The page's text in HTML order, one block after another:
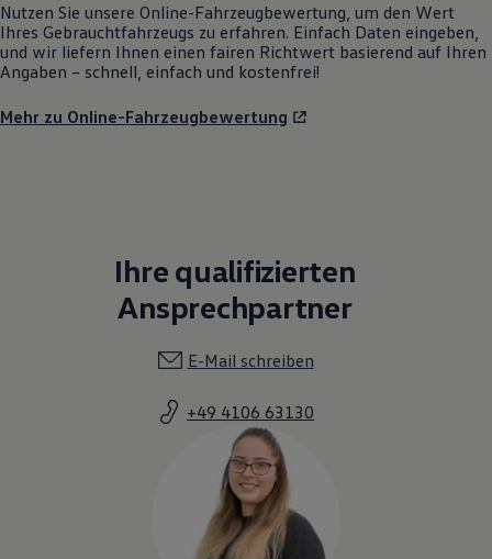
Nutzen Sie unsere Online-Fahrzeugbewertung, um den Wert
Ihres Gebrauchtfahrzeugs zu erfahren. Einfach Daten eingeben,
und wir liefern Ihnen einen fairen Richtwert basierend auf Ihren
Angaben – schnell, einfach und kostenfrei!
Mehr zu Online-Fahrzeugbewertung
Ihre qualifizierten
Ansprechpartner
E-Mail schreiben
+49 4106 63130